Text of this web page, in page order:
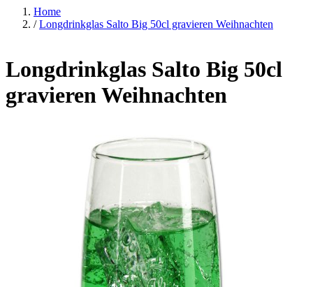
Home
/ Longdrinkglas Salto Big 50cl gravieren Weihnachten
Longdrinkglas Salto Big 50cl
gravieren Weihnachten